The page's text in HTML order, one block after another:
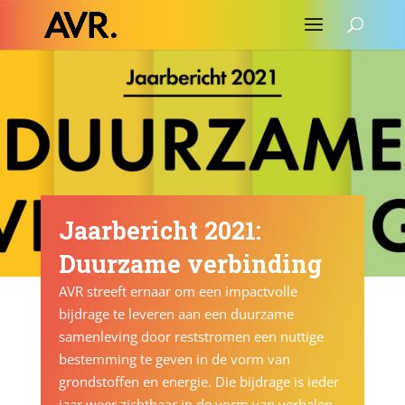
Jaarbericht 2021:
Duurzame verbinding
AVR streeft ernaar om een impactvolle
bijdrage te leveren aan een duurzame
samenleving door reststromen een nuttige
bestemming te geven in de vorm van
grondstoffen en energie. Die bijdrage is ieder